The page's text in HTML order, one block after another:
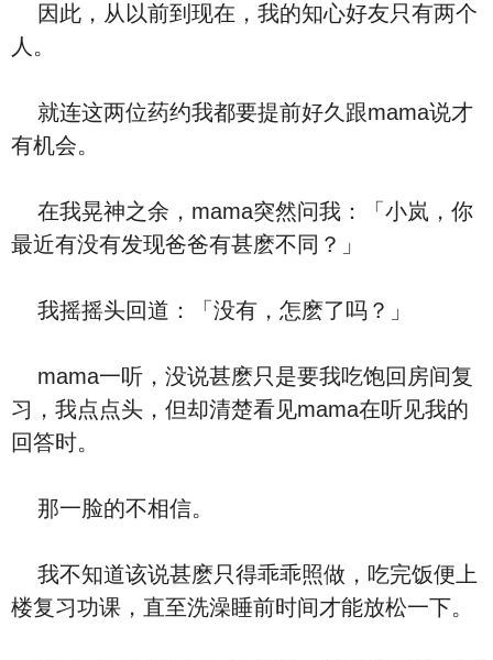
因此，从以前到现在，我的知心好友只有两个
人。
就连这两位药约我都要提前好久跟mama说才
有机会。
在我晃神之余，mama突然问我：「小岚，你
最近有没有发现爸爸有甚麽不同？」
我摇摇头回道：「没有，怎麽了吗？」
mama一听，没说甚麽只是要我吃饱回房间复
习，我点点头，但却清楚看见mama在听见我的
回答时。
那一脸的不相信。
我不知道该说甚麽只得乖乖照做，吃完饭便上
楼复习功课，直至洗澡睡前时间才能放松一下。